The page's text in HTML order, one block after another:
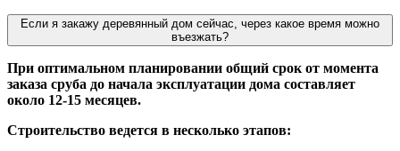
Если я закажу деревянный дом сейчас, через какое время можно
въезжать?
При оптимальном планировании общий срок от момента
заказа сруба до начала эксплуатации дома составляет
около 12-15 месяцев.
Строительство ведется в несколько этапов: